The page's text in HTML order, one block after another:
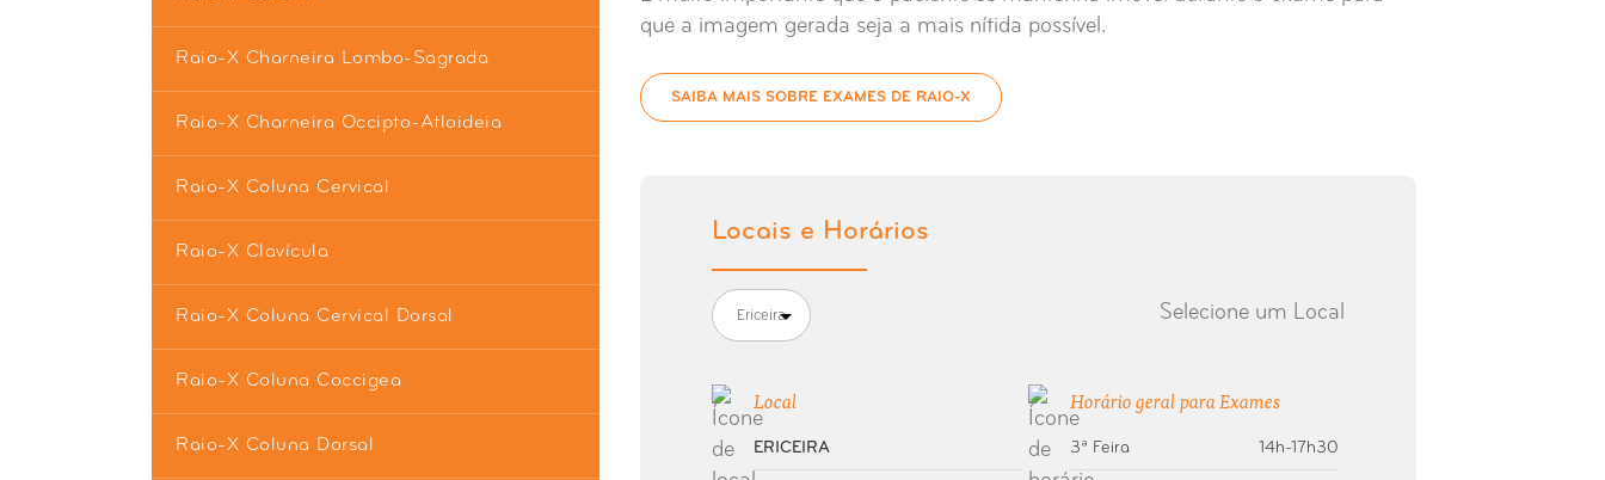
Raio-X Charneira Lombo-Sagrada
Raio-X Charneira Occipto-Atloideia
Raio-X Coluna Cervical
Raio-X Clavícula
Raio-X Coluna Cervical Dorsal
Raio-X Coluna Coccigea
Raio-X Coluna Dorsal
que a imagem gerada seja a mais nítida possível.
SAIBA MAIS SOBRE EXAMES DE RAIO-X
Locais e Horários
Ericeira Selecione um Local
Local
ERICEIRA
Horário geral para Exames
3ª Feira 14h-17h30